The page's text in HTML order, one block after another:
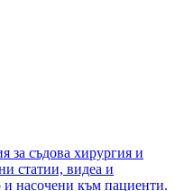
за съдова хирургия и
статии, видеа и
и насочени към пациенти.